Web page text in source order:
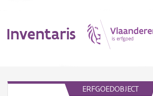
Inventaris
ERFGOEDOBJECT